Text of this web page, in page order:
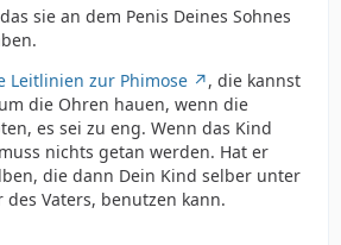
sie an dem Penis Deines Sohnes
Leitlinien zur Phimose
, die kannst
die Ohren hauen, wenn die
es sei zu eng. Wenn das Kind
nichts getan werden. Hat er
die dann Dein Kind selber unter
Vaters, benutzen kann.